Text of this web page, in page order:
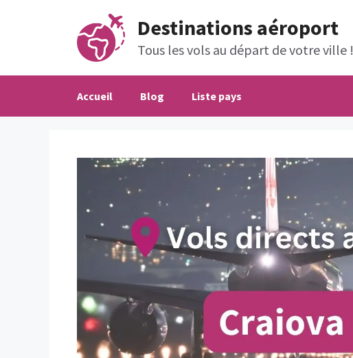
Destinations aéroport
Tous les vols au départ de votre ville !
Accueil Blog Liste pays